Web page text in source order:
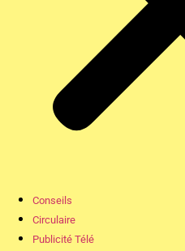
Conseils
Circulaire
Publicité Télé